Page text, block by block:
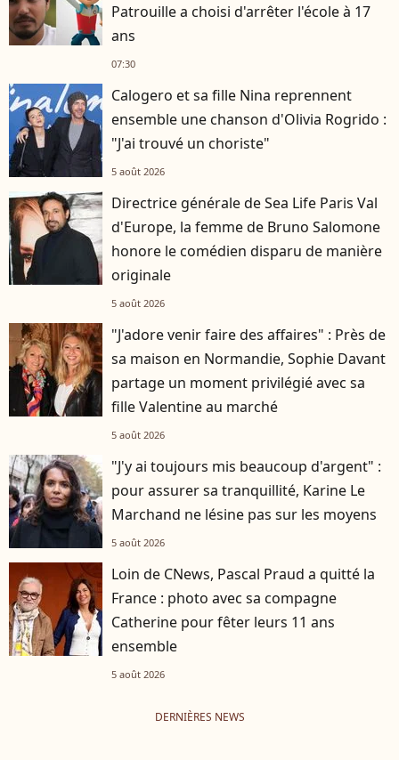
Patrouille a choisi d'arrêter l'école à 17
ans
07:30
Calogero et sa fille Nina reprennent
ensemble une chanson d'Olivia Rogrido :
"J'ai trouvé un choriste"
5 août 2026
Directrice générale de Sea Life Paris Val
d'Europe, la femme de Bruno Salomone
honore le comédien disparu de manière
originale
5 août 2026
"J'adore venir faire des affaires" : Près de
sa maison en Normandie, Sophie Davant
partage un moment privilégié avec sa
fille Valentine au marché
5 août 2026
"J'y ai toujours mis beaucoup d'argent" :
pour assurer sa tranquillité, Karine Le
Marchand ne lésine pas sur les moyens
5 août 2026
Loin de CNews, Pascal Praud a quitté la
France : photo avec sa compagne
Catherine pour fêter leurs 11 ans
ensemble
5 août 2026
DERNIÈRES NEWS